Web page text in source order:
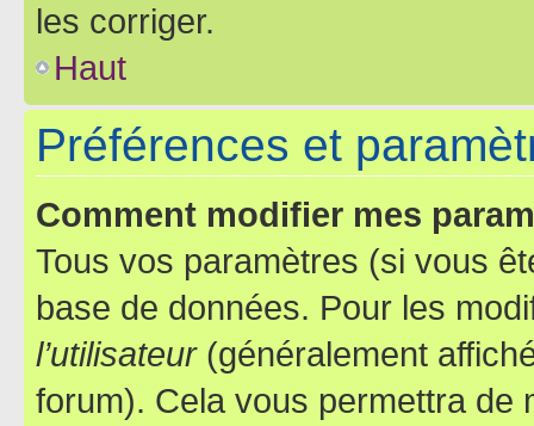
les corriger.
Haut
Préférences et
Comment modifier mes
Tous vos paramètres (si vous
base de données. Pour les
l’utilisateur(généralement
forum). Cela vous permettra de